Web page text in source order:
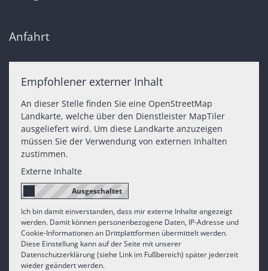
Anfahrt
Empfohlener externer Inhalt
An dieser Stelle finden Sie eine OpenStreetMap
Landkarte, welche über den Dienstleister MapTiler
ausgeliefert wird. Um diese Landkarte anzuzeigen
müssen Sie der Verwendung von externen Inhalten
zustimmen.
Externe Inhalte
Ich bin damit einverstanden, dass mir externe Inhalte angezeigt
werden. Damit können personenbezogene Daten, IP-Adresse und
Cookie-Informationen an Drittplattformen übermittelt werden.
Diese Einstellung kann auf der Seite mit unserer
Datenschutzerklärung (siehe Link im Fußbereich) später jederzeit
wieder geändert werden.